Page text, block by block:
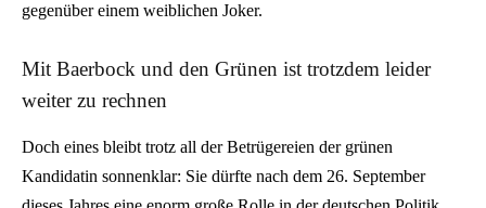
gegenüber einem weiblichen Joker.
Mit Baerbock und den Grünen ist trotzdem leider
weiter zu rechnen
Doch eines bleibt trotz all der Betrügereien der grünen
Kandidatin sonnenklar: Sie dürfte nach dem 26. September